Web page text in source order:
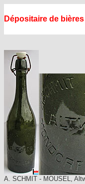
Dépositaire de
A. SCHMIT - MOUSEL,